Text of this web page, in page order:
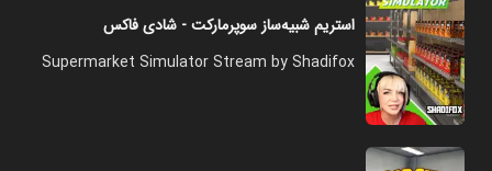
استریم شبیه‌ساز سوپرمارکت - شادی فاکس
Supermarket Simulator Stream by Shadifox